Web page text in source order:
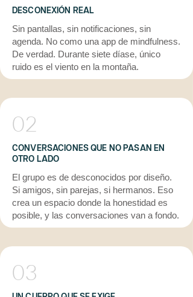
DESCONEXIÓN REAL
Sin pantallas, sin notificaciones, sin
agenda. No como una app de mindfulness.
De verdad. Durante siete díase, único
ruido es el viento en la montaña.
02
CONVERSACIONES QUE NO PASAN EN
OTRO LADO
El grupo es de desconocidos por diseño.
Si amigos, sin parejas, si hermanos. Eso
crea un espacio donde la honestidad es
posible, y las conversaciones van a fondo.
03